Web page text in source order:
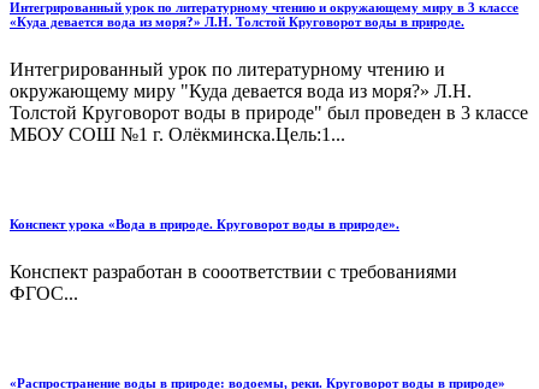
Интегрированный урок по литературному чтению и окружающему миру в 3 классе
«Куда девается вода из моря?» Л.Н. Толстой Круговорот воды в природе.
Интегрированный урок по литературному чтению и
окружающему миру "Куда девается вода из моря?» Л.Н.
Толстой Круговорот воды в природе" был проведен в 3 классе
МБОУ СОШ №1 г. Олёкминска.Цель:1...
Конспект урока «Вода в природе. Круговорот воды в природе».
Конспект разработан в сооответствии с требованиями
ФГОС...
«Распространение воды в природе: водоемы, реки. Круговорот воды в природе»